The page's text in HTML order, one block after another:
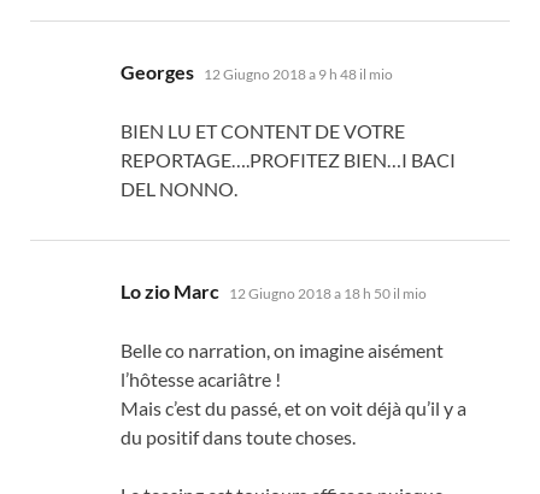
Georges dice:
12 Giugno 2018 a 9 h 48 il mio
BIEN LU ET CONTENT DE VOTRE
REPORTAGE….PROFITEZ BIEN…I BACI
DEL NONNO.
Lo zio Marc dice:
12 Giugno 2018 a 18 h 50 il mio
Belle co narration,on imagine aisément
l’hôtesse acariâtre !
Mais c’est du passé,et on voit déjà qu’il y a
du positif dans toute choses.